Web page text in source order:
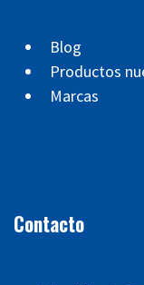
Blog
Productos
Marcas
Contacto